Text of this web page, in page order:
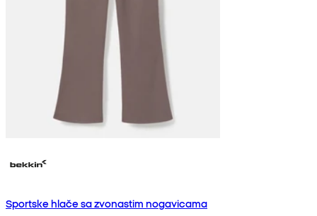
Sportske hlače sa zvonastim nogavicama